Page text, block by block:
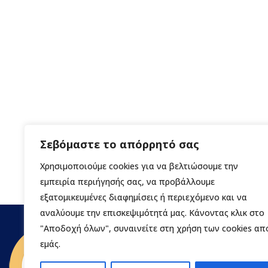
Σεβόμαστε το απόρρητό σας
Χρησιμοποιούμε cookies για να βελτιώσουμε την
εμπειρία περιήγησής σας, να προβάλλουμε
εξατομικευμένες διαφημίσεις ή περιεχόμενο και να
αναλύουμε την επισκεψιμότητά μας. Κάνοντας κλικ στο
"Αποδοχή όλων", συναινείτε στη χρήση των cookies
εμάς.